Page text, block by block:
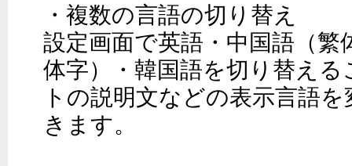
・複数の言語の切り替え
設定画面で英語・中国語（繁
体字）・韓国語を切り替え
トの説明文などの表示言語
きます。